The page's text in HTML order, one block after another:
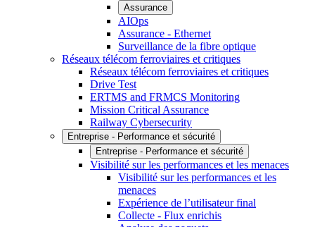
Assurance
AIOps
Assurance - Ethernet
Surveillance de la fibre optique
Réseaux télécom ferroviaires et critiques
Réseaux télécom ferroviaires et critiques
Drive Test
ERTMS and FRMCS Monitoring
Mission Critical Assurance
Railway Cybersecurity
Entreprise - Performance et sécurité
Entreprise - Performance et sécurité
Visibilité sur les performances et les menaces
Visibilité sur les performances et les
menaces
Expérience de l’utilisateur final
Collecte - Flux enrichis